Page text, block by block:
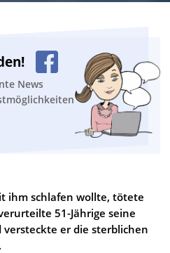
News
ihm schlafen wollte, tötete
51-Jährige seine
er die sterblichen